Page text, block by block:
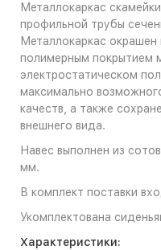
Металлокаркас
профильной трубы
Металлокаркас
полимерным покрытием
электростатическом
максимально
качеств, а также
внешнего вида.
Навес выполнен из
мм.
В комплект поставки
Укомплектована
Характеристики: